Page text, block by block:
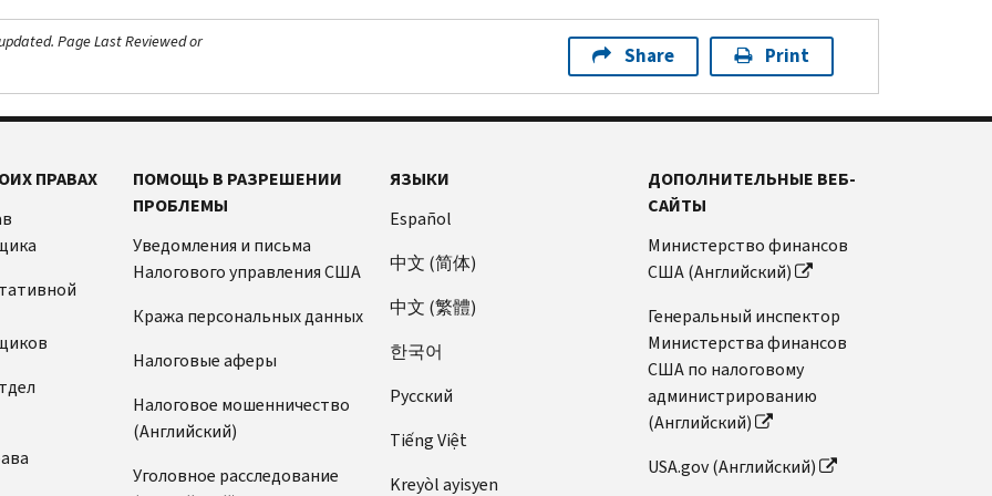
Page Last Reviewed or
Share Print
ПРАВАХ
ПОМОЩЬ В РАЗРЕШЕНИИ
ПРОБЛЕМЫ
Уведомления и письма
Налогового управления США
Кража персональных данных
Налоговые аферы
Налоговое мошенничество
(Английский)
Уголовное расследование
ЯЗЫКИ
Español
中文 (简体)
中文 (繁體)
한국어
Pусский
Tiếng Việt
Kreyòl ayisyen
ДОПОЛНИТЕЛЬНЫЕ ВЕБ-
САЙТЫ
Министерство финансов
США (Английский)
Генеральный инспектор
Министерства финансов
США по налоговому
администрированию
(Английский)
USA.gov (Английский)